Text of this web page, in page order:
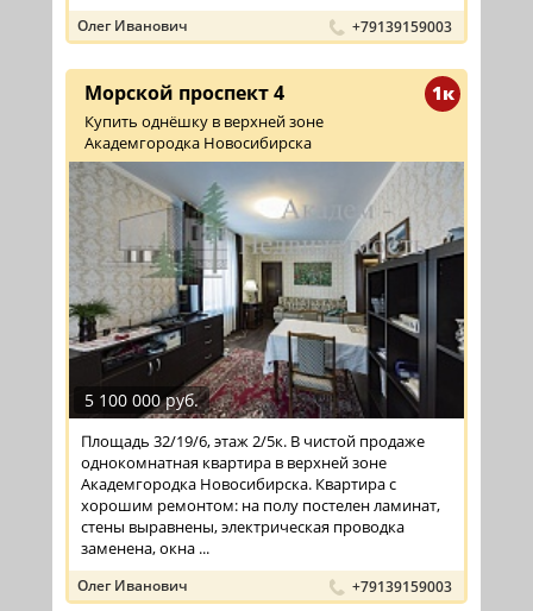
Олег Иванович +79139159003
1к
Морской проспект 4
Купить однёшку в верхней зоне
Академгородка Новосибирска
5 100 000 руб.
Площадь 32/19/6, этаж 2/5к. В чистой продаже
однокомнатная квартира в верхней зоне
Академгородка Новосибирска. Квартира с
хорошим ремонтом: на полу постелен ламинат,
стены выравнены, электрическая проводка
заменена, окна ...
Олег Иванович +79139159003